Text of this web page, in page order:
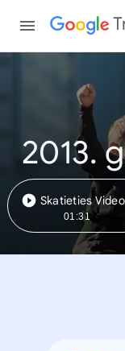
2013.
Skatieties Video
01:31